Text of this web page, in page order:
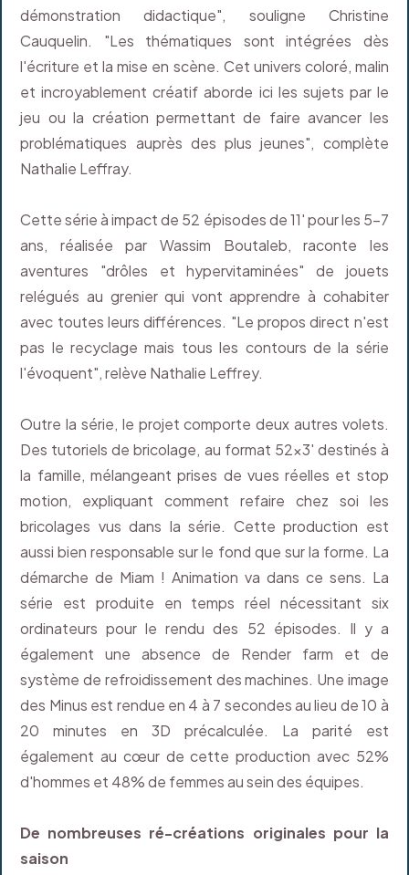
démonstration didactique", souligne Christine
Cauquelin. "Les thématiques sont intégrées dès
l'écriture et la mise en scène. Cet univers coloré, malin
et incroyablement créatif aborde ici les sujets par le
jeu ou la création permettant de faire avancer les
problématiques auprès des plus jeunes", complète
Nathalie Leffray.
Cette série à impact de 52 épisodes de 11' pour les 5-7
ans, réalisée par Wassim Boutaleb, raconte les
aventures "drôles et hypervitaminées" de jouets
relégués au grenier qui vont apprendre à cohabiter
avec toutes leurs différences. "Le propos direct n'est
pas le recyclage mais tous les contours de la série
l'évoquent", relève Nathalie Leffrey.
Outre la série, le projet comporte deux autres volets.
Des tutoriels de bricolage, au format 52x3' destinés à
la famille, mélangeant prises de vues réelles et stop
motion, expliquant comment refaire chez soi les
bricolages vus dans la série. Cette production est
aussi bien responsable sur le fond que sur la forme. La
démarche de Miam ! Animation va dans ce sens. La
série est produite en temps réel nécessitant six
ordinateurs pour le rendu des 52 épisodes. Il y a
également une absence de Render farm et de
système de refroidissement des machines. Une image
des Minus est rendue en 4 à 7 secondes au lieu de 10 à
20 minutes en 3D précalculée. La parité est
également au cœur de cette production avec 52%
d'hommes et 48% de femmes au sein des équipes.
De nombreuses ré-créations originales pour la
saison